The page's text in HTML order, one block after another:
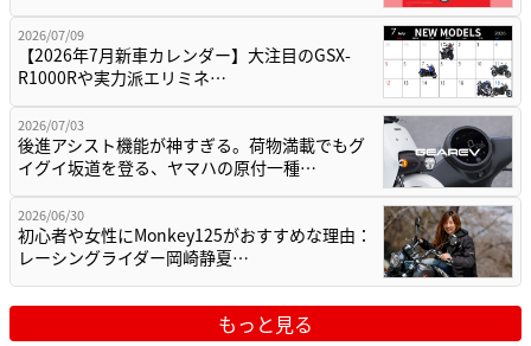
2026/07/09
【2026年7月新車カレンダー】大注目のGSX-
R1000Rや実力派エリミネ…
2026/07/03
後進アシスト機能が神すぎる。荷物満載でもグ
イグイ坂道を登る、ヤマハの原付一種…
2026/06/30
初心者や女性にMonkey125がおすすめな理由：
レーシングライダー岡崎静夏…
もっと見る